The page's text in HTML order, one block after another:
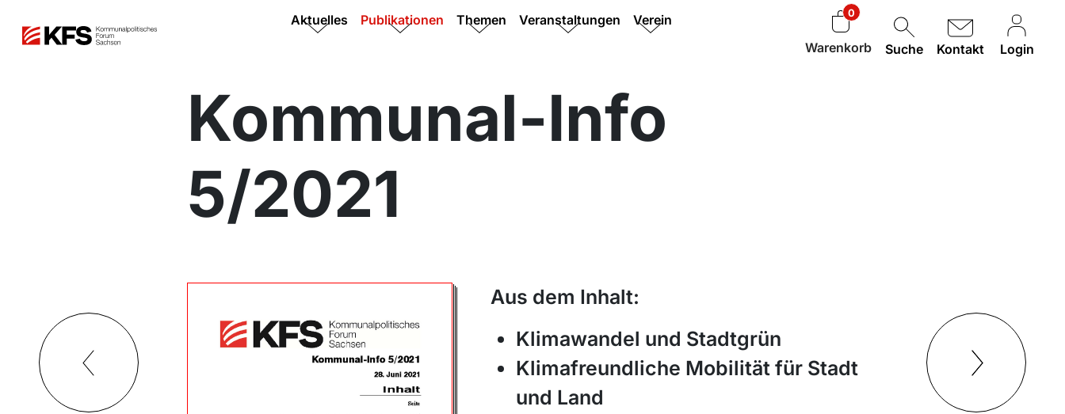
Aktuelles Publikationen Themen Veranstaltungen Verein 0
Warenkorb Suche Kontakt Login
Kommunal-Info
5/2021
Aus dem Inhalt:
Klimawandel und Stadtgrün
Klimafreundliche Mobilität für Stadt
und Land